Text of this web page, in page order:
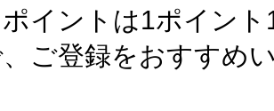
イントは1ポイン
、ご登録をおすすめ